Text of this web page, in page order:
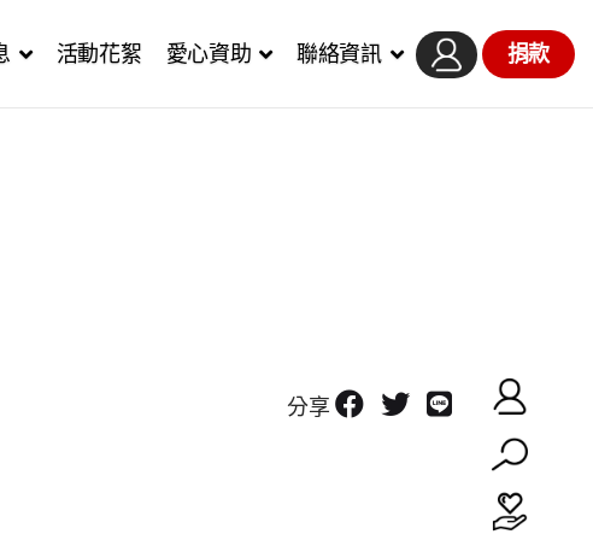
活動花絮 愛心資助 聯絡資訊 捐款
分享